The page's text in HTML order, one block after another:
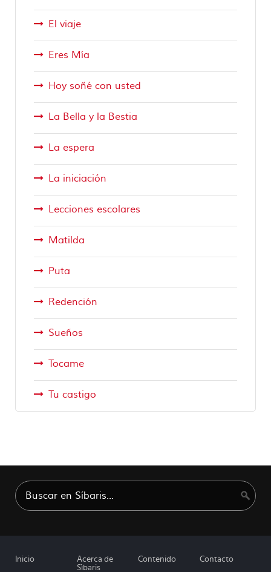
El viaje
Eres Mía
Hoy soñé con usted
La Bella y la Bestia
La espera
La iniciación
Lecciones escolares
Matilda
Puta
Redención
Sueños
Tocame
Tu castigo
Inicio
Acerca de
Sìbaris
Contenido Contacto